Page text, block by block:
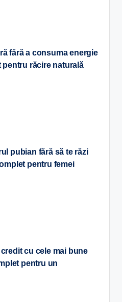
fără a consuma energie
răcire naturală
pubian fără să te răzi
pentru femei
cu cele mai bune
pentru un